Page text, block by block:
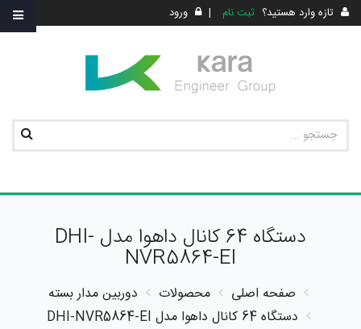
تازه وارد هستید؟ ثبت نام | ورود
دستگاه 64 کانال داهوا مدل DHI-
NVR5864-EI
صفحه اصلی محصولات
دوربین مدار بسته
دستگاه 64 کانال داهوا مدل DHI-NVR5864-EI